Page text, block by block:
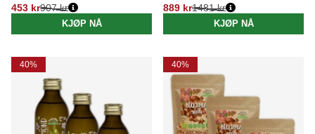
453 kr
Vanlig pris:
907 kr
KJØP NÅ
889 kr
Vanlig pris:
1481 kr
KJØP NÅ
40% 40%